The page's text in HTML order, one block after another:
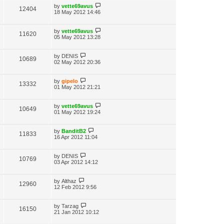
12404 by vette69avus
18 May 2012 14:46
11620 by vette69avus
05 May 2012 13:28
10689 by DENIS
02 May 2012 20:36
13332 by gipelo
01 May 2012 21:21
10649 by vette69avus
01 May 2012 19:24
11833 by BanditB2
16 Apr 2012 11:04
10769 by DENIS
03 Apr 2012 14:12
12960 by Althaz
12 Feb 2012 9:56
16150 by Tarzag
21 Jan 2012 10:12